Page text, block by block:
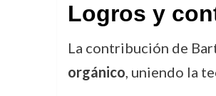
Logros y
La contribución de
orgánico, uniendo la